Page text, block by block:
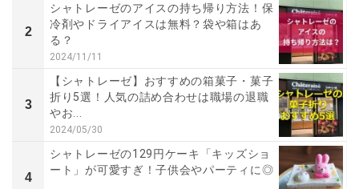
2
シャトレーゼのアイスの持ち帰り方法！保
冷剤やドライアイスは無料？袋や箱はあ
る？
2024/11/11
3
【シャトレーゼ】おすすめの箱菓子・菓子
折り5選！人気の詰め合わせは職場の退職
やお...
2024/05/30
4
シャトレーゼの129円ケーキ「キッズショ
ート」が可愛すぎ！子供会やパーティに◎